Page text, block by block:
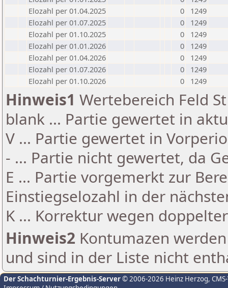
Elozahl per 01.04.2025
0
1249
Elozahl per 01.07.2025
0
1249
Elozahl per 01.10.2025
0
1249
Elozahl per 01.01.2026
0
1249
Elozahl per 01.04.2026
0
1249
Elozahl per 01.07.2026
0
1249
Elozahl per 01.10.2026
0 1249
Hinweis1 Wertebereich Feld
blank ... Partie gewertet in
V ... Partie gewertet in
- ... Partie nicht gewertet, da
E ... Partie vorgemerkt zur
Einstiegselozahl in der
K ... Korrektur wegen
Hinweis2 Kontumazen
und sind in der Liste nicht
Der Schachturnier-Ergebnis-Server© 2006-2026 Heinz Herzog,